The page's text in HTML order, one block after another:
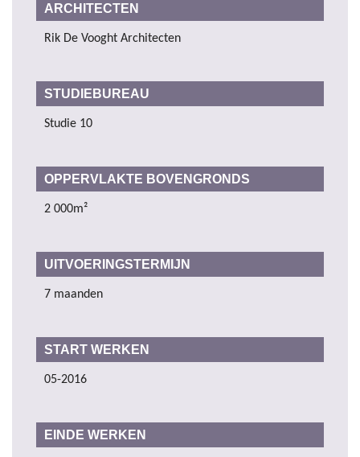
ARCHITECTEN
Rik De Vooght Architecten
STUDIEBUREAU
Studie 10
OPPERVLAKTE BOVENGRONDS
2 000m²
UITVOERINGSTERMIJN
7 maanden
START WERKEN
05-2016
EINDE WERKEN